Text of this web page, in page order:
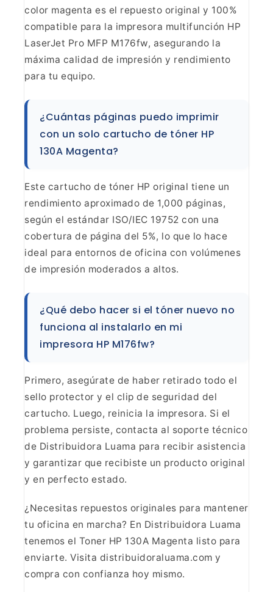
color magenta es el repuesto original y 100%
compatible para la impresora multifunción HP
LaserJet Pro MFP M176fw, asegurando la
máxima calidad de impresión y rendimiento
para tu equipo.
¿Cuántas páginas puedo imprimir
con un solo cartucho de tóner HP
130A Magenta?
Este cartucho de tóner HP original tiene un
rendimiento aproximado de 1,000 páginas,
según el estándar ISO/IEC 19752 con una
cobertura de página del 5%, lo que lo hace
ideal para entornos de oficina con volúmenes
de impresión moderados a altos.
¿Qué debo hacer si el tóner nuevo no
funciona al instalarlo en mi
impresora HP M176fw?
Primero, asegúrate de haber retirado todo el
sello protector y el clip de seguridad del
cartucho. Luego, reinicia la impresora. Si el
problema persiste, contacta al soporte técnico
de Distribuidora Luama para recibir asistencia
y garantizar que recibiste un producto original
y en perfecto estado.
¿Necesitas repuestos originales para mantener
tu oficina en marcha? En Distribuidora Luama
tenemos el Toner HP 130A Magenta listo para
enviarte. Visita distribuidoraluama.com y
compra con confianza hoy mismo.